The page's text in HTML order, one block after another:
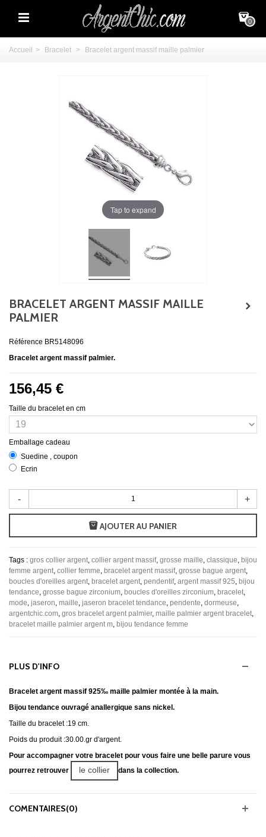
0
Accueil > Bracelet > Bracelet argent massif maille palmier
Tap to expand
BRACELET ARGENT MASSIF MAILLE
PALMIER
Référence BR5148096
Bracelet argent massif palmier.
156,45 €
Taille du bracelet en cm
Emballage cadeau
Suedine , coupon
Ecrin
- +
AJOUTER AU PANIER
Tags : gros collier argent, collier argent massif, grosse maille, classique, bijou
femme argent, collier femme, bracelet argent massif, grosse bague argent,
boucles d'oreilles argent, bracelet argent, pendentif, argent massif 925, bijou
tendance, grosse bague zirconium, boucles d'oreilles zirconium, bracelet,
mode, jaseron, maille, jaseron bracelet tendance, pendente, dormeuse,
argentchic.com, gros bracelet argent palmier, maille palmier argent bracelet,
bracelet maille palmier argent m, bijou tendance femme
PLUS D'INFO
Bracelet argent massif 925‰ maille palmier montée à la main.
Bijou tendance ouvragé anallergique sans nickel.
Taille du bracelet :19 cm.
Poids du produit :30.00.gr d'argent.
Pour accompagner votre bracelet pour vous faire une belle parure vous
pourrez retrouver
le collier dans la collection.
COMENTAIRES(0)